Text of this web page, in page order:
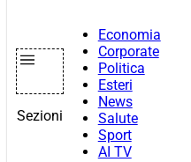
Sezioni
Economia
Corporate
Politica
Esteri
News
Salute
Sport
AI TV